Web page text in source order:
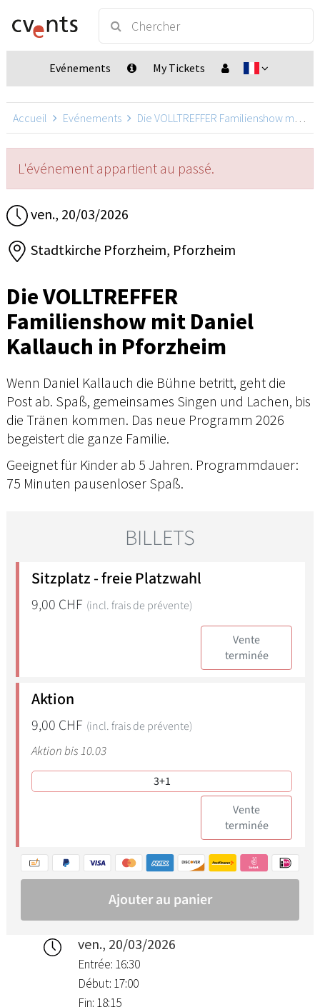
Evénements My Tickets
Accueil Evénements Die VOLLTREFFER Familienshow mit Daniel Kallauch
L'événement appartient au passé.
ven., 20/03/2026
Stadtkirche Pforzheim, Pforzheim
Die VOLLTREFFER
Familienshow mit Daniel
Kallauch in Pforzheim
Wenn Daniel Kallauch die Bühne betritt, geht die
Post ab. Spaß, gemeinsames Singen und Lachen, bis
die Tränen kommen. Das neue Programm 2026
begeistert die ganze Familie.
Geeignet für Kinder ab 5 Jahren. Programmdauer:
75 Minuten pausenloser Spaß.
ven., 20/03/2026
Entrée: 16:30
Début: 17:00
Fin: 18:15